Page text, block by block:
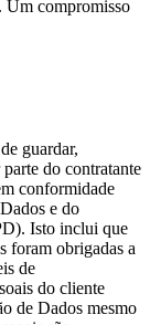
Um compromisso
guardar,
parte do contratante
conformidade
e do
Isto inclui que
foram obrigadas a
de
do cliente
de Dados mesmo